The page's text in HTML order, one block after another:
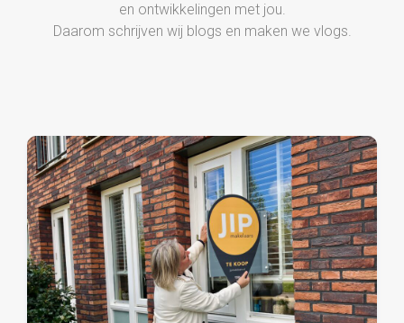
en ontwikkelingen met jou.
Daarom schrijven wij blogs en maken we vlogs.